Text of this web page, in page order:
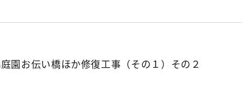
園お伝い橋ほか修復工事（その１）その２